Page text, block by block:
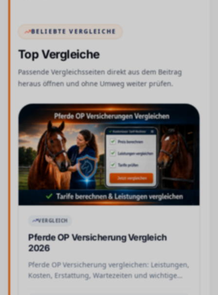
BELIEBTE VERGLEICHE
Top Vergleiche
Passende Vergleichsseiten direkt aus dem Beitrag
heraus öffnen und ohne Umweg weiter prüfen.
VERGLEICH
Pferde OP Versicherung Vergleich
2026
Pferde OP Versicherung vergleichen: Leistungen,
Kosten, Erstattung, Wartezeiten und wichtige